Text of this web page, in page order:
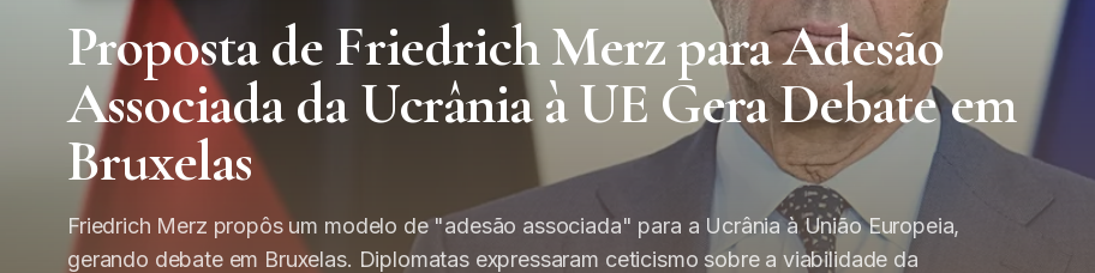
Proposta de Friedrich Merz para Adesão
Associada da Ucrânia à UE Gera Debate em
Bruxelas
Friedrich Merz propôs um modelo de "adesão associada" para a Ucrânia à União Europeia,
gerando debate em Bruxelas. Diplomatas expressaram ceticismo sobre a viabilidade da